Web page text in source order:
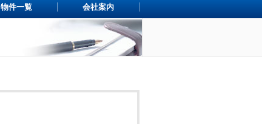
物件一覧 会社案内